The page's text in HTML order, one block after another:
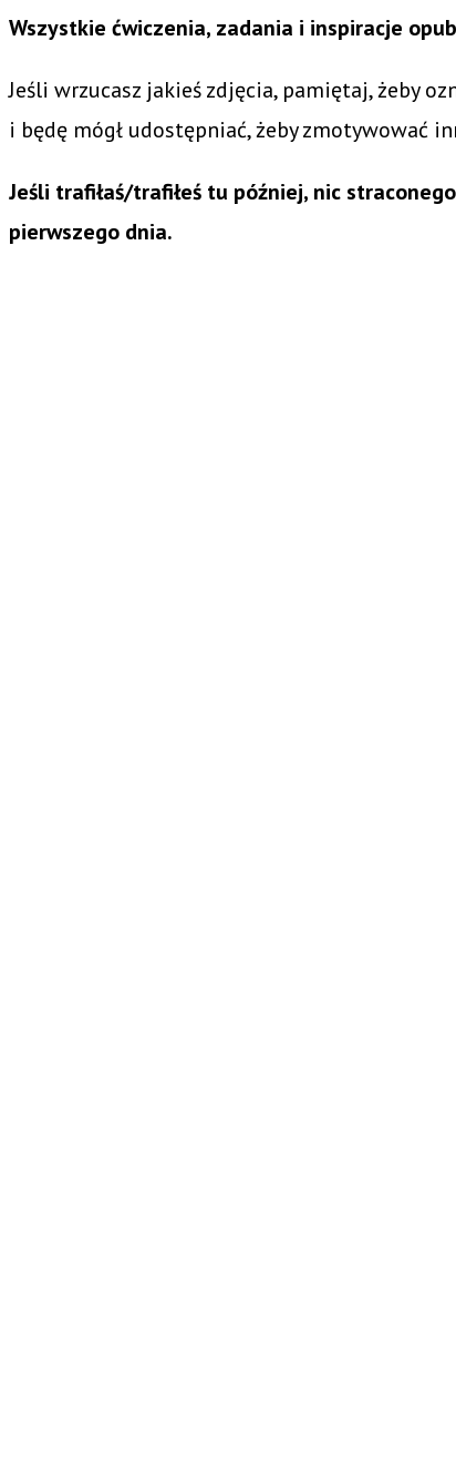
Wszystkie ćwiczenia, zadania i inspiracje
Jeśli wrzucasz jakieś zdjęcia, pamiętaj, żeby
i będę mógł udostępniać, żeby zmotywować
Jeśli trafiłaś/trafiłeś tu później, nic
pierwszego dnia.